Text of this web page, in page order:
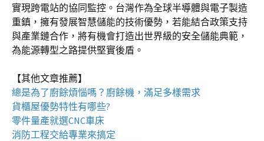
實現跨電站的協同監控。台灣作為全球半導體與電子製造
重鎮，擁有發展智慧儲能的技術優勢，若能結合政策支持
與產業鏈合作，將有機會打造出世界級的安全儲能典範，
為能源轉型之路提供堅實後盾。
【其他文章推薦】
總是為了廚餘煩惱嗎？ 廚餘機 ，滿足多樣需求
貨櫃屋優勢特性有哪些?
零件量產就選CNC車床
消防工程交給專業來搞定